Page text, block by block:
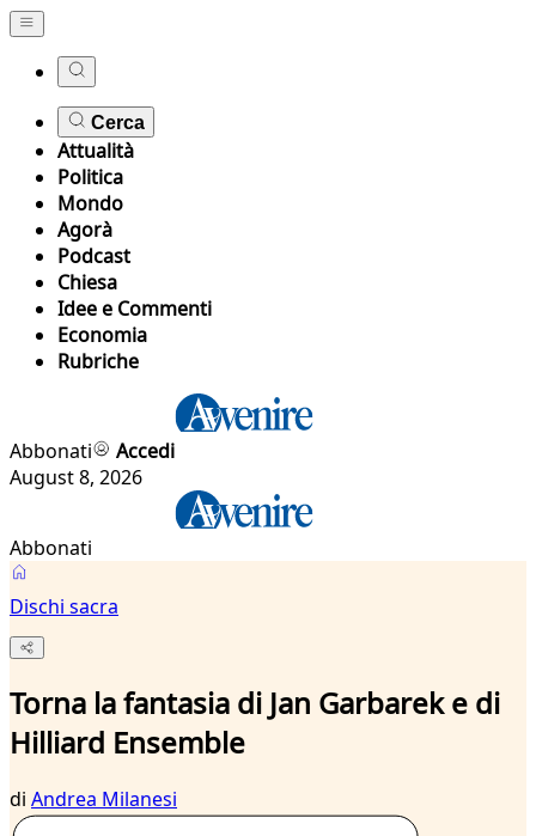
Cerca
Attualità
Politica
Mondo
Agorà
Podcast
Chiesa
Idee e Commenti
Economia
Rubriche
Abbonati
Accedi
August 8, 2026
Abbonati
Dischi sacra
Torna la fantasia di Jan Garbarek e di
Hilliard Ensemble
di Andrea Milanesi